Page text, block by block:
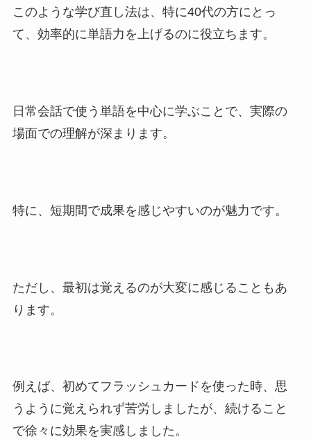
このような学び直し法は、特に40代の方にとっ
て、効率的に単語力を上げるのに役立ちます。
日常会話で使う単語を中心に学ぶことで、実際の
場面での理解が深まります。
特に、短期間で成果を感じやすいのが魅力です。
ただし、最初は覚えるのが大変に感じることもあ
ります。
例えば、初めてフラッシュカードを使った時、思
うように覚えられず苦労しましたが、続けること
で徐々に効果を実感しました。